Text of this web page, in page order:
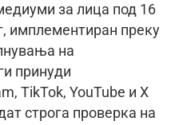
за лица под 16
имплементиран преку
на
принуди
TikTok, YouTube и X
строга проверка на